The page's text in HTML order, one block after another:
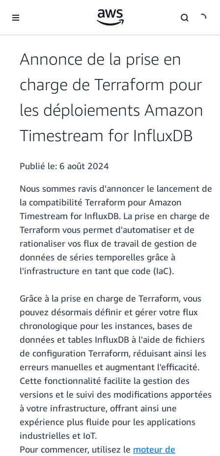
Annonce de la prise en
charge de Terraform pour
les déploiements Amazon
Timestream for InfluxDB
Publié le: 6 août 2024
Nous sommes ravis d'annoncer le lancement de
la compatibilité Terraform pour Amazon
Timestream for InfluxDB. La prise en charge de
Terraform vous permet d'automatiser et de
rationaliser vos flux de travail de gestion de
données de séries temporelles grâce à
l'infrastructure en tant que code (IaC).
Grâce à la prise en charge de Terraform, vous
pouvez désormais définir et gérer votre flux
chronologique pour les instances, bases de
données et tables InfluxDB à l'aide de fichiers
de configuration Terraform, réduisant ainsi les
erreurs manuelles et augmentant l'efficacité.
Cette fonctionnalité facilite la gestion des
versions et le suivi des modifications apportées
à votre infrastructure, offrant ainsi une
expérience plus fluide pour les applications
industrielles et IoT.
Pour commencer, utilisez le moteur de